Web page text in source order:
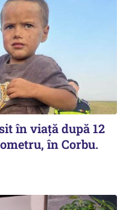
în viață după 12
în Corbu.